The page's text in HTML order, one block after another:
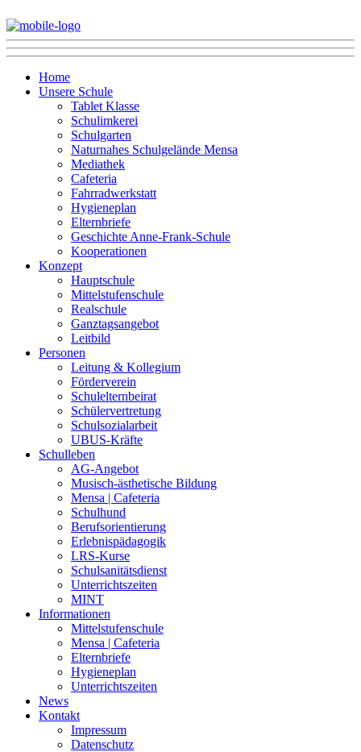
Home
Unsere Schule
Tablet Klasse
Schulimkerei
Schulgarten
Naturnahes Schulgelände Mensa
Mediathek
Cafeteria
Fahrradwerkstatt
Hygieneplan
Elternbriefe
Geschichte Anne-Frank-Schule
Kooperationen
Konzept
Hauptschule
Mittelstufenschule
Realschule
Ganztagsangebot
Leitbild
Personen
Leitung & Kollegium
Förderverein
Schulelternbeirat
Schülervertretung
Schulsozialarbeit
UBUS-Kräfte
Schulleben
AG-Angebot
Musisch-ästhetische Bildung
Mensa | Cafeteria
Schulhund
Berufsorientierung
Erlebnispädagogik
LRS-Kurse
Schulsanitätsdienst
Unterrichtszeiten
MINT
Informationen
Mittelstufenschule
Mensa | Cafeteria
Elternbriefe
Hygieneplan
Unterrichtszeiten
News
Kontakt
Impressum
Datenschutz